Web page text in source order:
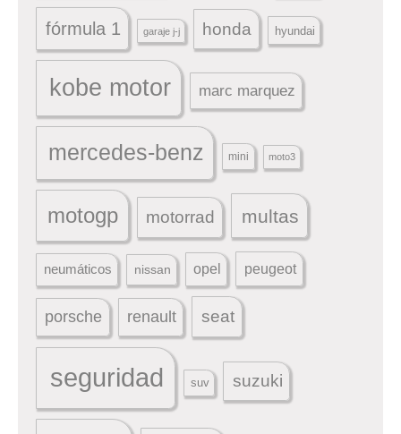
fórmula 1 garaje j-j honda hyundai
kobe motor marc marquez
mercedes-benz mini moto3
motogp motorrad multas
neumáticos nissan opel peugeot
porsche renault seat
seguridad suv suzuki